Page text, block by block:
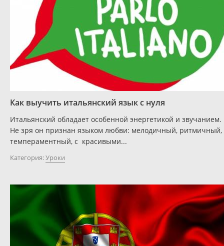
Как выучить итальянский язык с нуля
Итальянский обладает особенной энергетикой и звучанием.
Не зря он признан языком любви: мелодичный, ритмичный,
темпераментный, с красивыми...
Категория:Уроки